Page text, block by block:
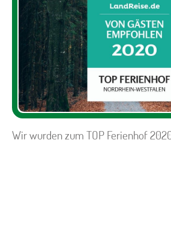
Wir wurden zum TOP Ferienhof